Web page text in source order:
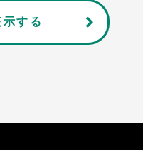
する